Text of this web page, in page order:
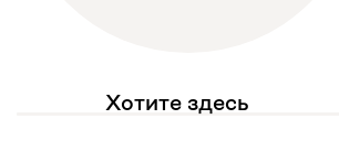
Хотите здесь